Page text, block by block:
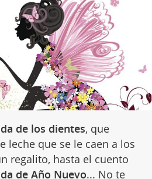
de los dientes, que
leche que se le caen a los
regalito, hasta el cuento
de Año Nuevo... No te